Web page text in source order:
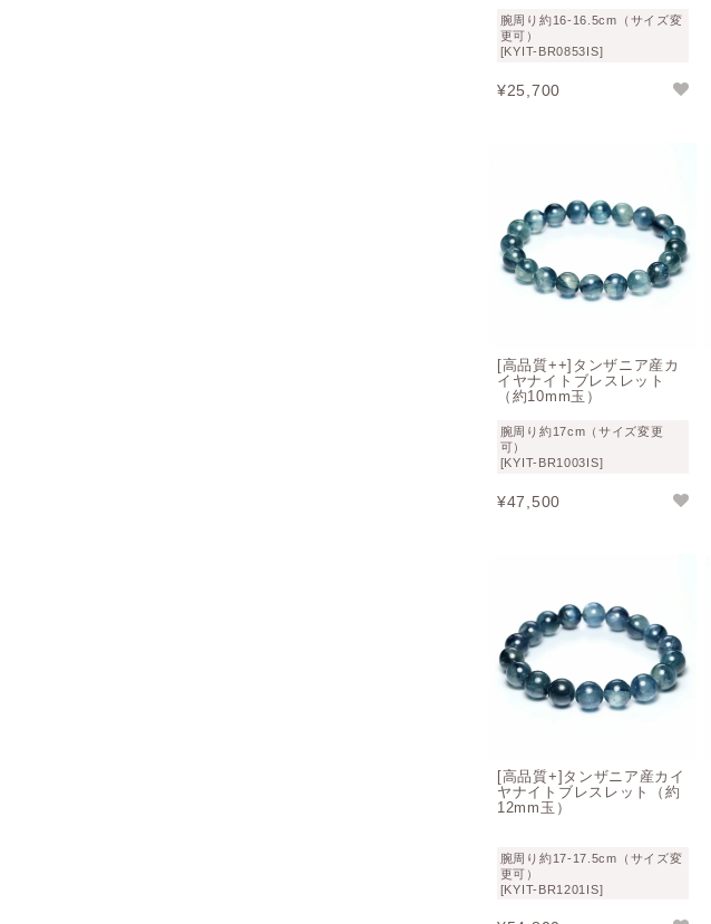
腕周り約16-16.5cm（サイズ変
更可）
[KYIT-BR0853IS]
¥25,700
[高品質++]タンザニア産カ
イヤナイトブレスレット
（約10mm玉）
腕周り約17cm（サイズ変更
可）
[KYIT-BR1003IS]
¥47,500
[高品質+]タンザニア産カイ
ヤナイトブレスレット（約
12mm玉）
腕周り約17-17.5cm（サイズ変
更可）
[KYIT-BR1201IS]